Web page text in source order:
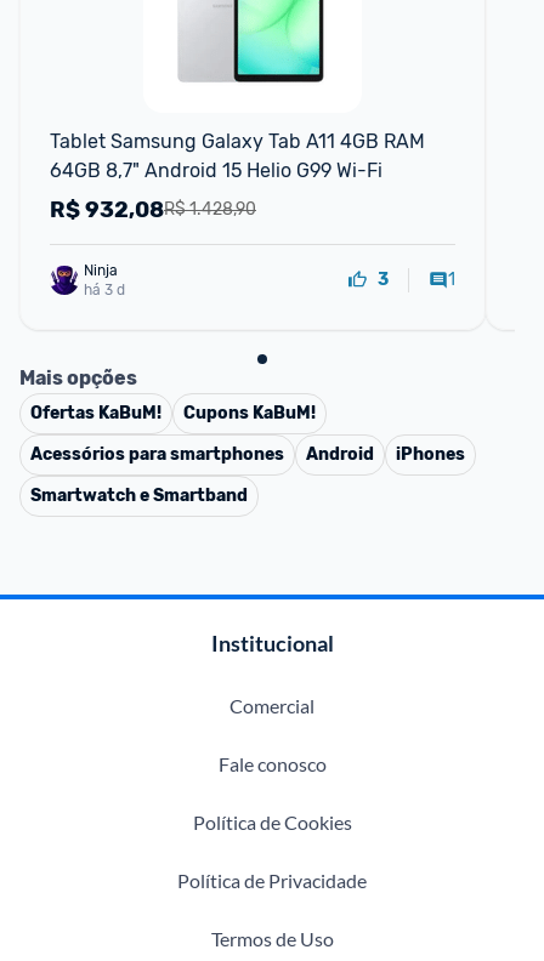
Tablet Samsung Galaxy Tab A11 4GB RAM
64GB 8,7" Android 15 Helio G99 Wi-Fi
R$ 1.428,90
R$932,08
há 3 d
3 1
Mais opções
Ofertas KaBuM! Cupons KaBuM!
Acessórios para smartphones
Android
iPhones
Smartwatch e Smartband
Institucional
Comercial
Fale conosco
Política de Cookies
Política de Privacidade
Termos de Uso